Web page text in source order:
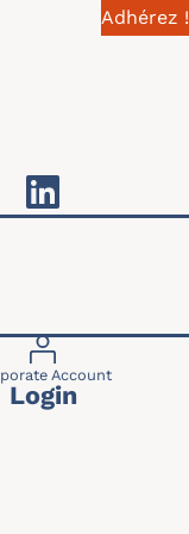
Adhérez !
du
Account
Login